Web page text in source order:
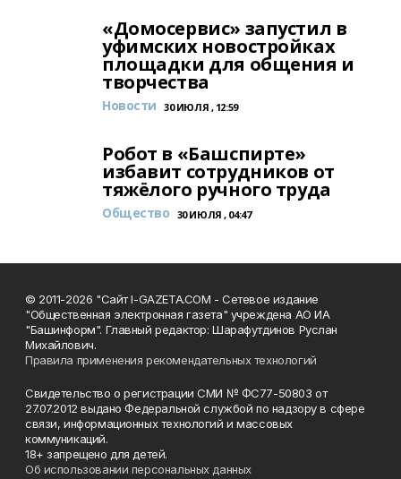
«Домосервис» запустил в
уфимских новостройках
площадки для общения и
творчества
Новости 30 ИЮЛЯ , 12:59
Робот в «Башспирте»
избавит сотрудников от
тяжёлого ручного труда
Общество 30 ИЮЛЯ , 04:47
© 2011-2026 "Сайт I-GAZETA.COM - Сетевое издание
"Общественная электронная газета" учреждена АО ИА
"Башинформ". Главный редактор: Шарафутдинов Руслан
Михайлович.
Правила применения рекомендательных технологий
Свидетельство о регистрации СМИ № ФС77-50803 от
27.07.2012 выдано Федеральной службой по надзору в сфере
связи, информационных технологий и массовых
коммуникаций.
18+ запрещено для детей.
Об использовании персональных данных